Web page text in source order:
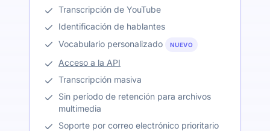
Transcripción de YouTube
Identificación de hablantes
Vocabulario personalizado
NUEVO
Acceso a la API
Transcripción masiva
Sin período de retención para archivos
multimedia
Soporte por correo electrónico prioritario